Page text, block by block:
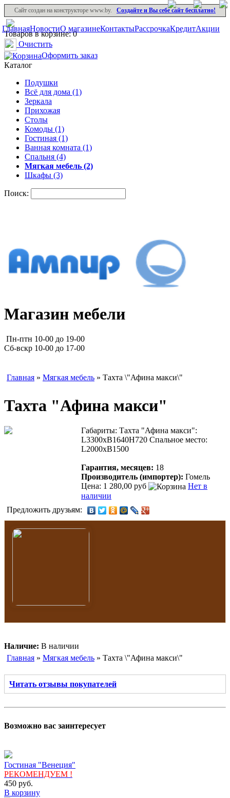
Сайт создан на конструкторе www.by. Создайте и Вы себе сайт бесплатно!
ГлавнаяНовостиО магазинеКонтактыРассрочкаКредитАкции
Товаров в корзине: 0
Очистить
Оформить заказ
Каталог
Подушки
Всё для дома (1)
Зеркала
Прихожая
Столы
Комоды (1)
Гостиная (1)
Ванная комната (1)
Спальня (4)
Мягкая мебель (2)
Шкафы (3)
Поиск:
Магазин мебели
Пн-птн 10-00 до 19-00
Сб-вскр 10-00 до 17-00
Главная » Мягкая мебель » Тахта \"Афина макси\"
Тахта "Афина макси"
Габариты: Тахта "Афина макси":
L3300xB1640H720 Спальное место:
L2000xB1500
Гарантия, месяцев: 18
Производитель (импортер): Гомель
Цена: 1 280,00 руб
Нет в
наличии
Предложить друзьям:
Наличие: В наличии
Главная » Мягкая мебель » Тахта \"Афина макси\"
Читать отзывы покупателей
Возможно вас заинтересует
Гостиная "Венеция"
РЕКОМЕНДУЕМ !
450 руб.
В корзину